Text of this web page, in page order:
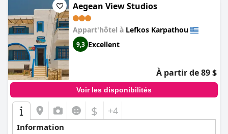
Aegean View Studios
Appart'hôtel à Lefkos Karpathou
9,3 Excellent
À partir de 89 $
Voir les disponibilités
$ +4
Information